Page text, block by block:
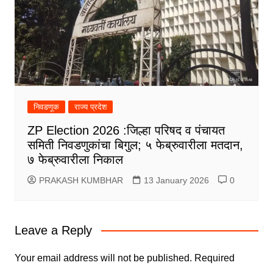
निवडणूक राज्य प्रदेश
ZP Election 2026 :जिल्हा परिषद व पंचायत
समिती निवडणुकांचा बिगुल; ५ फेब्रुवारीला मतदान,
७ फेब्रुवारीला निकाल
PRAKASH KUMBHAR 13 January 2026 0
Leave a Reply
Your email address will not be published. Required